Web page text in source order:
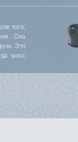
того,
Она
Это
мисс